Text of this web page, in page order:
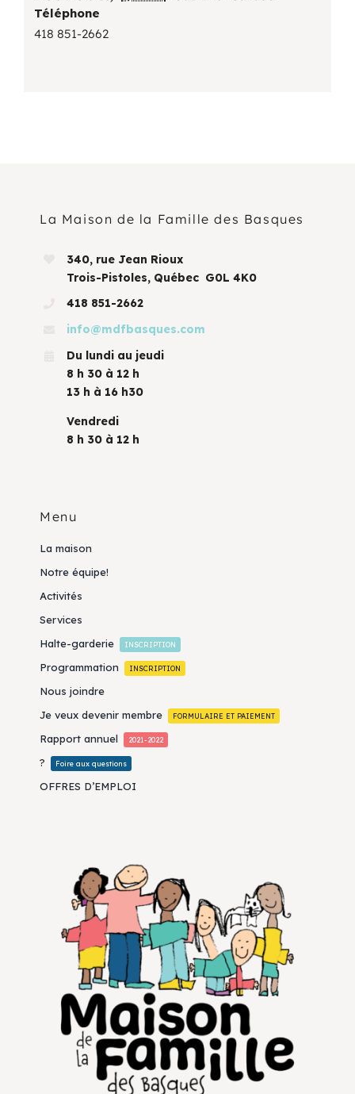
Téléphone
418 851-2662
La Maison de la Famille des Basques
340, rue Jean Rioux
Trois-Pistoles, Québec G0L 4K0
418 851-2662
info@mdfbasques.com
Du lundi au jeudi
8 h 30 à 12 h
13 h à 16 h30
Vendredi
8 h 30 à 12 h
Menu
La maison
Notre équipe!
Activités
Services
Halte-garderie
INSCRIPTION
Programmation INSCRIPTION
Nous joindre
Je veux devenir membre
FORMULAIRE ET PAIEMENT
Rapport annuel 2021-2022
? Foire aux questions
OFFRES D’EMPLOI